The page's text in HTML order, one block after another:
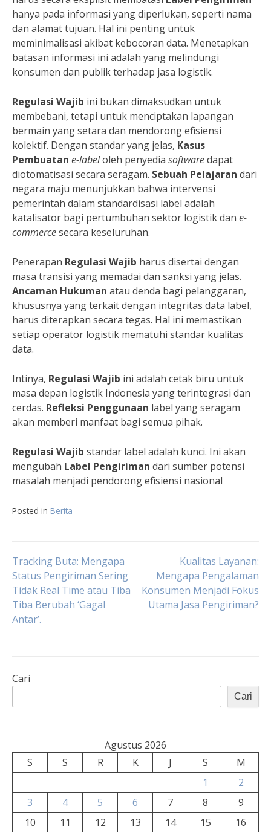
hanya pada informasi yang diperlukan, seperti nama
dan alamat tujuan. Hal ini penting untuk
meminimalisasi akibat kebocoran data. Menetapkan
batasan informasi ini adalah yang melindungi
konsumen dan publik terhadap jasa logistik.
Regulasi Wajib ini bukan dimaksudkan untuk
membebani, tetapi untuk menciptakan lapangan
bermain yang setara dan mendorong efisiensi
kolektif. Dengan standar yang jelas, Kasus
Pembuatan e-labeloleh penyedia softwaredapat
diotomatisasi secara seragam. Sebuah Pelajaran dari
negara maju menunjukkan bahwa intervensi
pemerintah dalam standardisasi label adalah
katalisator bagi pertumbuhan sektor logistik dan e-
commercesecara keseluruhan.
Penerapan Regulasi Wajib harus disertai dengan
masa transisi yang memadai dan sanksi yang jelas.
Ancaman Hukuman atau denda bagi pelanggaran,
khususnya yang terkait dengan integritas data label,
harus diterapkan secara tegas. Hal ini memastikan
setiap operator logistik mematuhi standar kualitas
data.
Intinya, Regulasi Wajib ini adalah cetak biru untuk
masa depan logistik Indonesia yang terintegrasi dan
cerdas. Refleksi Penggunaan label yang seragam
akan memberi manfaat bagi semua pihak.
Regulasi Wajib standar label adalah kunci. Ini akan
mengubah Label Pengiriman dari sumber potensi
masalah menjadi pendorong efisiensi nasional
Posted in Berita
Navigasi
pos
Tracking Buta: Mengapa
Status Pengiriman Sering
Tidak Real Time atau Tiba
Tiba Berubah ‘Gagal
Antar’.
Kualitas Layanan:
Mengapa Pengalaman
Konsumen Menjadi Fokus
Utama Jasa Pengiriman?
Cari
Cari
Agustus 2026
S
S R K J S
M
1
2
3
4 5 6 7 8
9
10
11 12 13 14 15
16